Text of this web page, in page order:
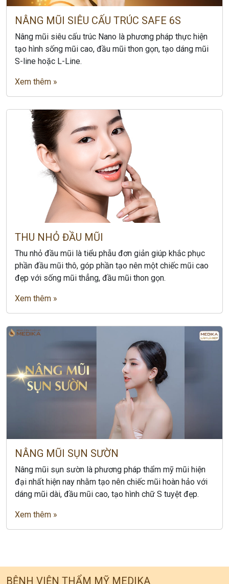
NÂNG MŨI SIÊU CẤU TRÚC SAFE 6S
Nâng mũi siêu cấu trúc Nano là phương pháp thực hiện
tạo hình sống mũi cao, đầu mũi thon gọn, tạo dáng mũi
S-line hoặc L-Line.
Xem thêm »
THU NHỎ ĐẦU MŨI
Thu nhỏ đầu mũi là tiểu phẫu đơn giản giúp khắc phục
phần đầu mũi thô, góp phần tạo nên một chiếc mũi cao
đẹp với sống mũi thẳng, đầu mũi thon gọn.
Xem thêm »
NÂNG MŨI SỤN SƯỜN
Nâng mũi sụn sườn là phương pháp thẩm mỹ mũi hiện
đại nhất hiện nay nhằm tạo nên chiếc mũi hoàn hảo với
dáng mũi dài, đầu mũi cao, tạo hình chữ S tuyệt đẹp.
Xem thêm »
BỆNH VIỆN THẨM MỸ MEDIKA